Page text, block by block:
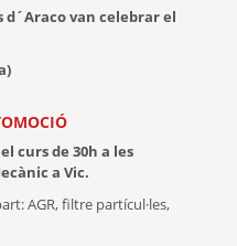
d´Araco van celebrar el
curs de 30h a les
a Vic.
AGR, filtre partícul·les,